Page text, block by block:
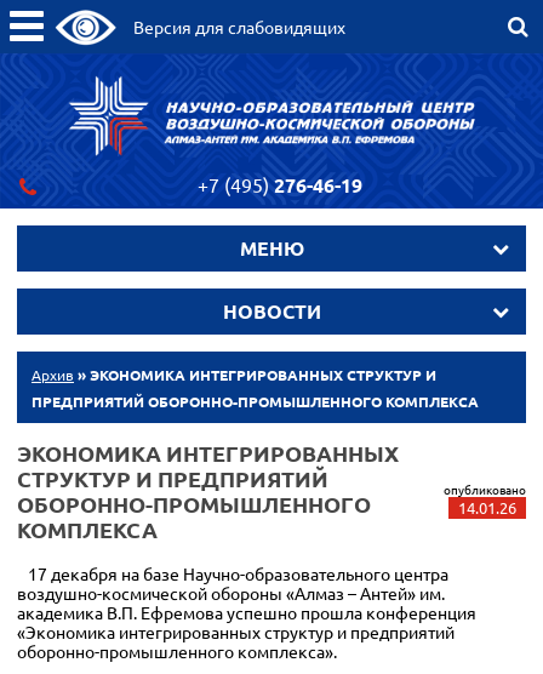
Версия для слабовидящих
+7 (495) 276-46-19
МЕНЮ
НОВОСТИ
Архив » ЭКОНОМИКА ИНТЕГРИРОВАННЫХ СТРУКТУР И
ПРЕДПРИЯТИЙ ОБОРОННО-ПРОМЫШЛЕННОГО КОМПЛЕКСА
ЭКОНОМИКА ИНТЕГРИРОВАННЫХ
СТРУКТУР И ПРЕДПРИЯТИЙ
ОБОРОННО-ПРОМЫШЛЕННОГО
КОМПЛЕКСА
опубликовано
14.01.26
17 декабря на базе Научно-образовательного центра
воздушно-космической обороны «Алмаз – Антей» им.
академика В.П. Ефремова успешно прошла конференция
«Экономика интегрированных структур и предприятий
оборонно-промышленного комплекса».